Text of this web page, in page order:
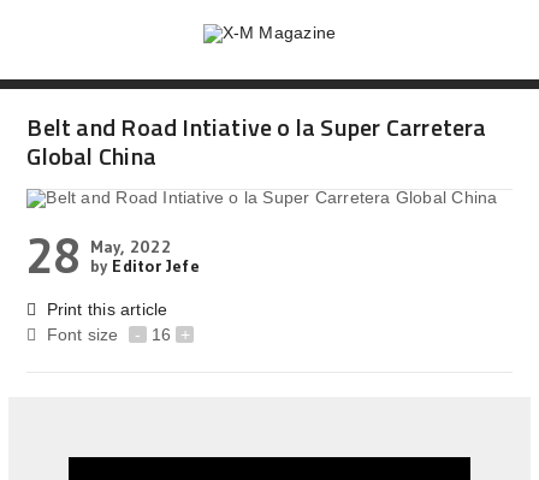
Belt and Road Intiative o la Super Carretera
Global China
28
May, 2022
by Editor Jefe
Print this article
Font size
- 16 +